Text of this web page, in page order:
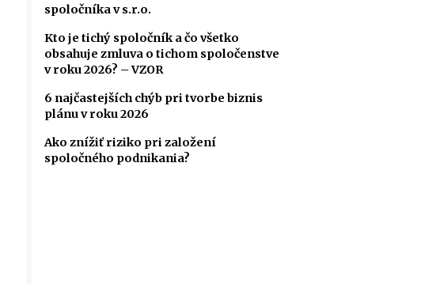
spoločníka v s.r.o.
Kto je tichý spoločník a čo všetko
obsahuje zmluva o tichom spoločenstve
v roku 2026? – VZOR
6 najčastejších chýb pri tvorbe biznis
plánu v roku 2026
Ako znížiť riziko pri založení
spoločného podnikania?